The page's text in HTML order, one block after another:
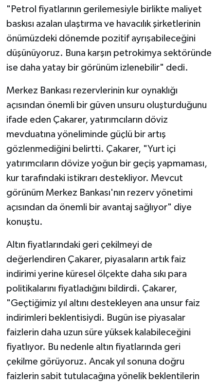
"Petrol fiyatlarının gerilemesiyle birlikte maliyet
baskısı azalan ulaştırma ve havacılık şirketlerinin
önümüzdeki dönemde pozitif ayrışabileceğini
düşünüyoruz. Buna karşın petrokimya sektöründe
ise daha yatay bir görünüm izlenebilir" dedi.
Merkez Bankası rezervlerinin kur oynaklığı
açısından önemli bir güven unsuru oluşturduğunu
ifade eden Çakarer, yatırımcıların döviz
mevduatına yöneliminde güçlü bir artış
gözlenmediğini belirtti. Çakarer, "Yurt içi
yatırımcıların dövize yoğun bir geçiş yapmaması,
kur tarafındaki istikrarı destekliyor. Mevcut
görünüm Merkez Bankası'nın rezerv yönetimi
açısından da önemli bir avantaj sağlıyor" diye
konuştu.
Altın fiyatlarındaki geri çekilmeyi de
değerlendiren Çakarer, piyasaların artık faiz
indirimi yerine küresel ölçekte daha sıkı para
politikalarını fiyatladığını bildirdi. Çakarer,
"Geçtiğimiz yıl altını destekleyen ana unsur faiz
indirimleri beklentisiydi. Bugün ise piyasalar
faizlerin daha uzun süre yüksek kalabileceğini
fiyatlıyor. Bu nedenle altın fiyatlarında geri
çekilme görüyoruz. Ancak yıl sonuna doğru
faizlerin sabit tutulacağına yönelik beklentilerin